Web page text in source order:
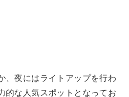
、夜にはライトアップを行わ
的な人気スポットとなってお